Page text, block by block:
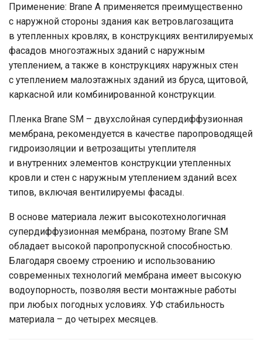
Применение: Brane A применяется преимущественно
с наружной стороны здания как ветровлагозащита
в утепленных кровлях, в конструкциях вентилируемых
фасадов многоэтажных зданий с наружным
утеплением, а также в конструкциях наружных стен
с утеплением малоэтажных зданий из бруса, щитовой,
каркасной или комбинированной конструкции.
Пленка Brane SM – двухслойная супердиффузионная
мембрана, рекомендуется в качестве паропроводящей
гидроизоляции и ветрозащиты утеплителя
и внутренних элементов конструкции утепленных
кровли и стен с наружным утеплением зданий всех
типов, включая вентилируемы фасады.
В основе материала лежит высокотехнологичная
супердиффузионная мембрана, поэтому Brane SM
обладает высокой паропропускной способностью.
Благодаря своему строению и использованию
современных технологий мембрана имеет высокую
водоупорность, позволяя вести монтажные работы
при любых погодных условиях. УФ стабильность
материала – до четырех месяцев.